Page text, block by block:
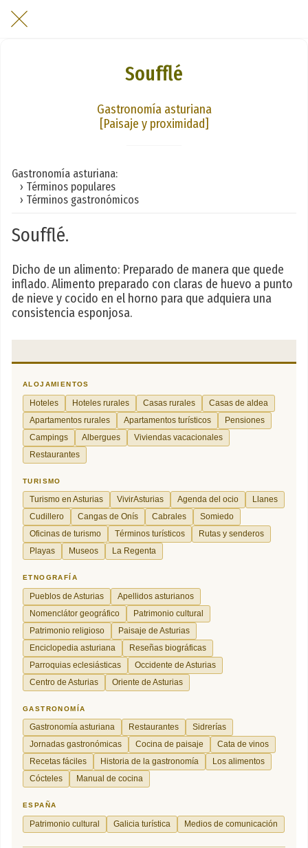
Soufflé
Gastronomía asturiana
[Paisaje y proximidad]
Gastronomía asturiana:
› Términos populares
› Términos gastronómicos
Soufflé.
Dicho de un alimento: Preparado de manera que quede
inflado. Alimento preparado con claras de huevo a punto
de nieve y cocido en el horno para que adquiera una
consistencia esponjosa.